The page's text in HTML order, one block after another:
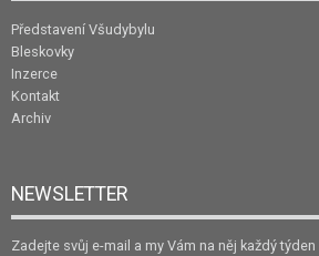
Představení Všudybylu
Bleskovky
Inzerce
Kontakt
Archiv
NEWSLETTER
Zadejte svůj e-mail a my Vám na něj každý